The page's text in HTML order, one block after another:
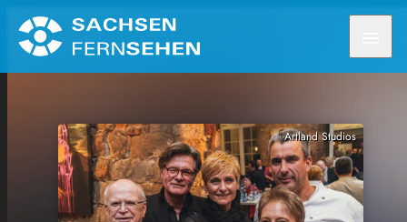
Artland Studios